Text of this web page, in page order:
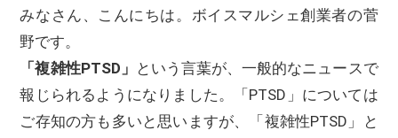
みなさん、こんにちは。ボイスマルシェ創業者の菅
野です。
「複雑性PTSD」 という言葉が、一般的なニュースで
報じられるようになりました。「PTSD」については
ご存知の方も多いと思いますが、「複雑性PTSD」と